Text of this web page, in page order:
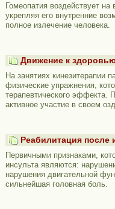
Гомеопатия воздействует
укрепляя его внутренние
полное излечение человека.
Движение к
На занятиях кинезитерапии
физические упражнения,
терапевтического эффекта.
активное участие в своем
Реабилитация после
Первичными признаками,
инсульта являются:
нарушения двигательной
сильнейшая головная боль.